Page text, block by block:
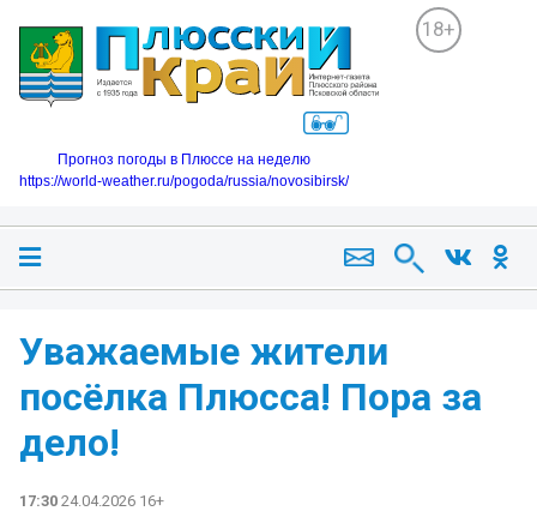
18+
Прогноз погоды в Плюссе на неделю
https://world-weather.ru/pogoda/russia/novosibirsk/
Уважаемые жители
посёлка Плюсса! Пора за
дело!
17:30 24.04.2026 16+